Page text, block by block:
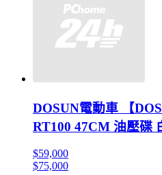
DOSUN電動車 【
RT100 47CM 油壓碟
$59,000
$75,000